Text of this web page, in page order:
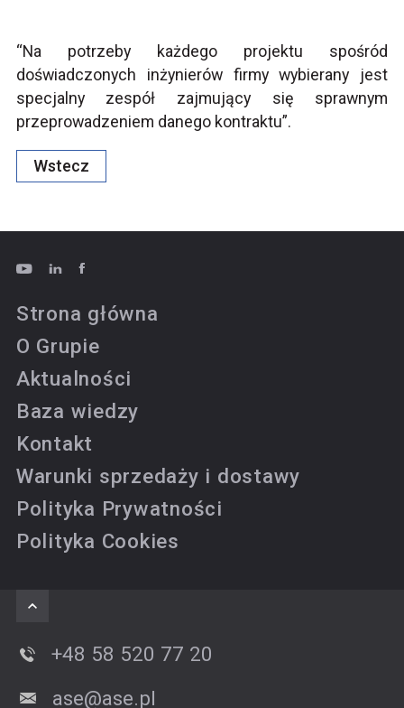
“Na potrzeby każdego projektu spośród
doświadczonych inżynierów firmy wybierany jest
specjalny zespół zajmujący się sprawnym
przeprowadzeniem danego kontraktu”.
Wstecz
Strona główna
O Grupie
Aktualności
Baza wiedzy
Kontakt
Warunki sprzedaży i dostawy
Polityka Prywatności
Polityka Cookies
+48 58 520 77 20
ase@ase.pl